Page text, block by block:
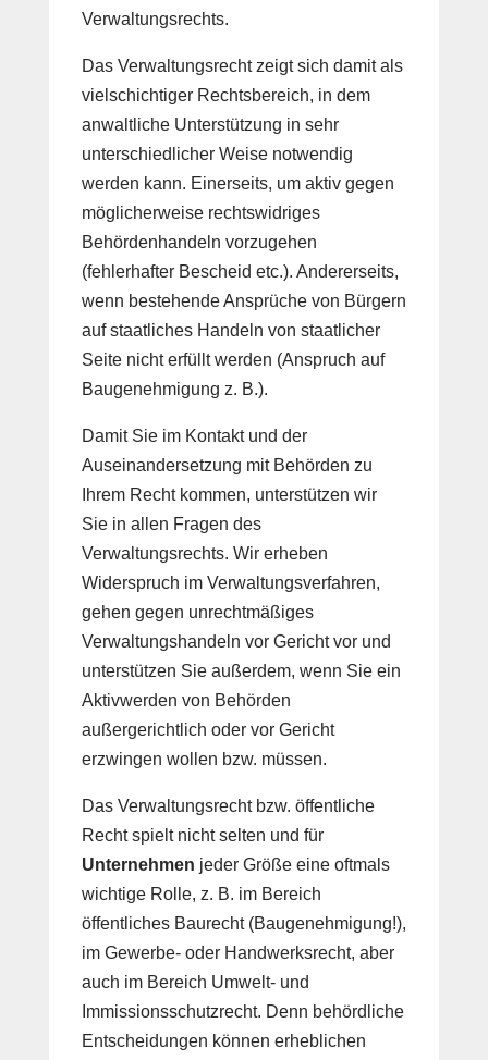
Verwaltungsrechts.
Das Verwaltungsrecht zeigt sich damit als
vielschichtiger Rechtsbereich, in dem
anwaltliche Unterstützung in sehr
unterschiedlicher Weise notwendig
werden kann. Einerseits, um aktiv gegen
möglicherweise rechtswidriges
Behördenhandeln vorzugehen
(fehlerhafter Bescheid etc.). Andererseits,
wenn bestehende Ansprüche von Bürgern
auf staatliches Handeln von staatlicher
Seite nicht erfüllt werden (Anspruch auf
Baugenehmigung z. B.).
Damit Sie im Kontakt und der
Auseinandersetzung mit Behörden zu
Ihrem Recht kommen, unterstützen wir
Sie in allen Fragen des
Verwaltungsrechts. Wir erheben
Widerspruch im Verwaltungsverfahren,
gehen gegen unrechtmäßiges
Verwaltungshandeln vor Gericht vor und
unterstützen Sie außerdem, wenn Sie ein
Aktivwerden von Behörden
außergerichtlich oder vor Gericht
erzwingen wollen bzw. müssen.
Das Verwaltungsrecht bzw. öffentliche
Recht spielt nicht selten und für
Unternehmen jeder Größe eine oftmals
wichtige Rolle, z. B. im Bereich
öffentliches Baurecht (Baugenehmigung!),
im Gewerbe- oder Handwerksrecht, aber
auch im Bereich Umwelt- und
Immissionsschutzrecht. Denn behördliche
Entscheidungen können erheblichen